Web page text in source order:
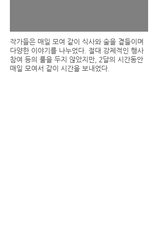
작가들은 매일 모여 같이 식사와 술을 곁들이며
다양한 이야기를 나누었다. 절대 강제적인 행사
참여 등의 룰을 두지 않았지만, 2달의 시간동안
매일 모여서 같이 시간을 보내었다.